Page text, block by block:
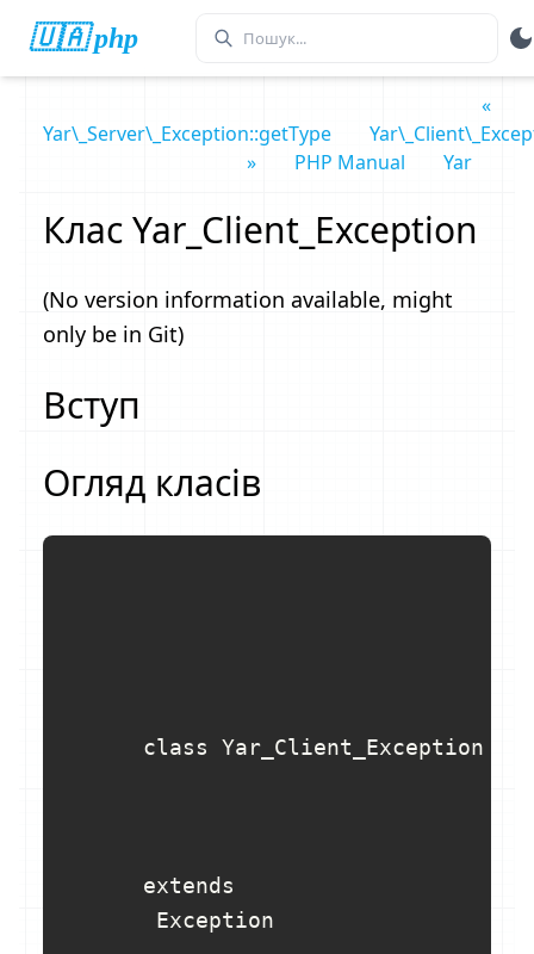
🇺🇦 php
«
Yar\_Server\_Exception::getType
»
PHP Manual Yar
Клас Yar_Client_Exception
(No version information available, might
only be in Git)
Вступ
Огляд класів
      class Yar_Client_Exception
      extends
       Exception